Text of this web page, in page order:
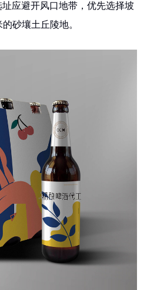
应避开风口地带，优先选择坡
砂壤土丘陵地。